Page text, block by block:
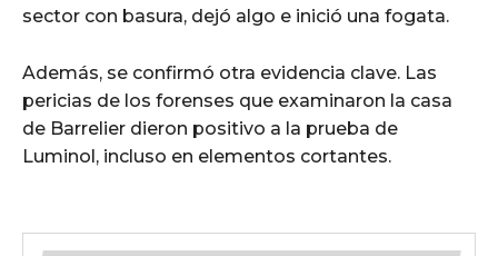
sector con basura, dejó algo e inició una fogata.
Además, se confirmó otra evidencia clave. Las
pericias de los forenses que examinaron la casa
de Barrelier dieron positivo a la prueba de
Luminol, incluso en elementos cortantes.